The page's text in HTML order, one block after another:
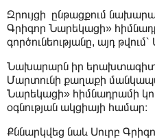
Զրույցի ընթացքում
Գրիգոր Նարեկացի»
գործունեությանը, այդ
Նախարարն իր
Մարտունի քաղաքի
Նարեկացի» հիմնադրամի
օգնության ակցիայի համար։
Քննարկվեց նաև Սուրբ